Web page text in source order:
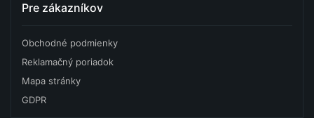
Pre zákazníkov
Obchodné podmienky
Reklamačný poriadok
Mapa stránky
GDPR